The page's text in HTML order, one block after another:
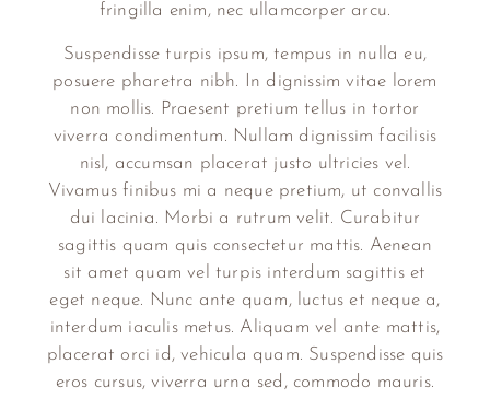
fringilla enim, nec ullamcorper arcu.
Suspendisse turpis ipsum, tempus in nulla eu,
posuere pharetra nibh. In dignissim vitae lorem
non mollis. Praesent pretium tellus in tortor
viverra condimentum. Nullam dignissim facilisis
nisl, accumsan placerat justo ultricies vel.
Vivamus finibus mi a neque pretium, ut convallis
dui lacinia. Morbi a rutrum velit. Curabitur
sagittis quam quis consectetur mattis. Aenean
sit amet quam vel turpis interdum sagittis et
eget neque. Nunc ante quam, luctus et neque a,
interdum iaculis metus. Aliquam vel ante mattis,
placerat orci id, vehicula quam. Suspendisse quis
eros cursus, viverra urna sed, commodo mauris.